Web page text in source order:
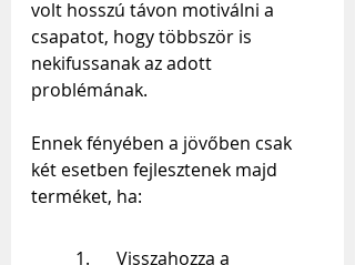
volt hosszú távon motiválni a
csapatot, hogy többször is
nekifussanak az adott
problémának.
Ennek fényében a jövőben csak
két esetben fejlesztenek majd
terméket, ha:
1. Visszahozza a